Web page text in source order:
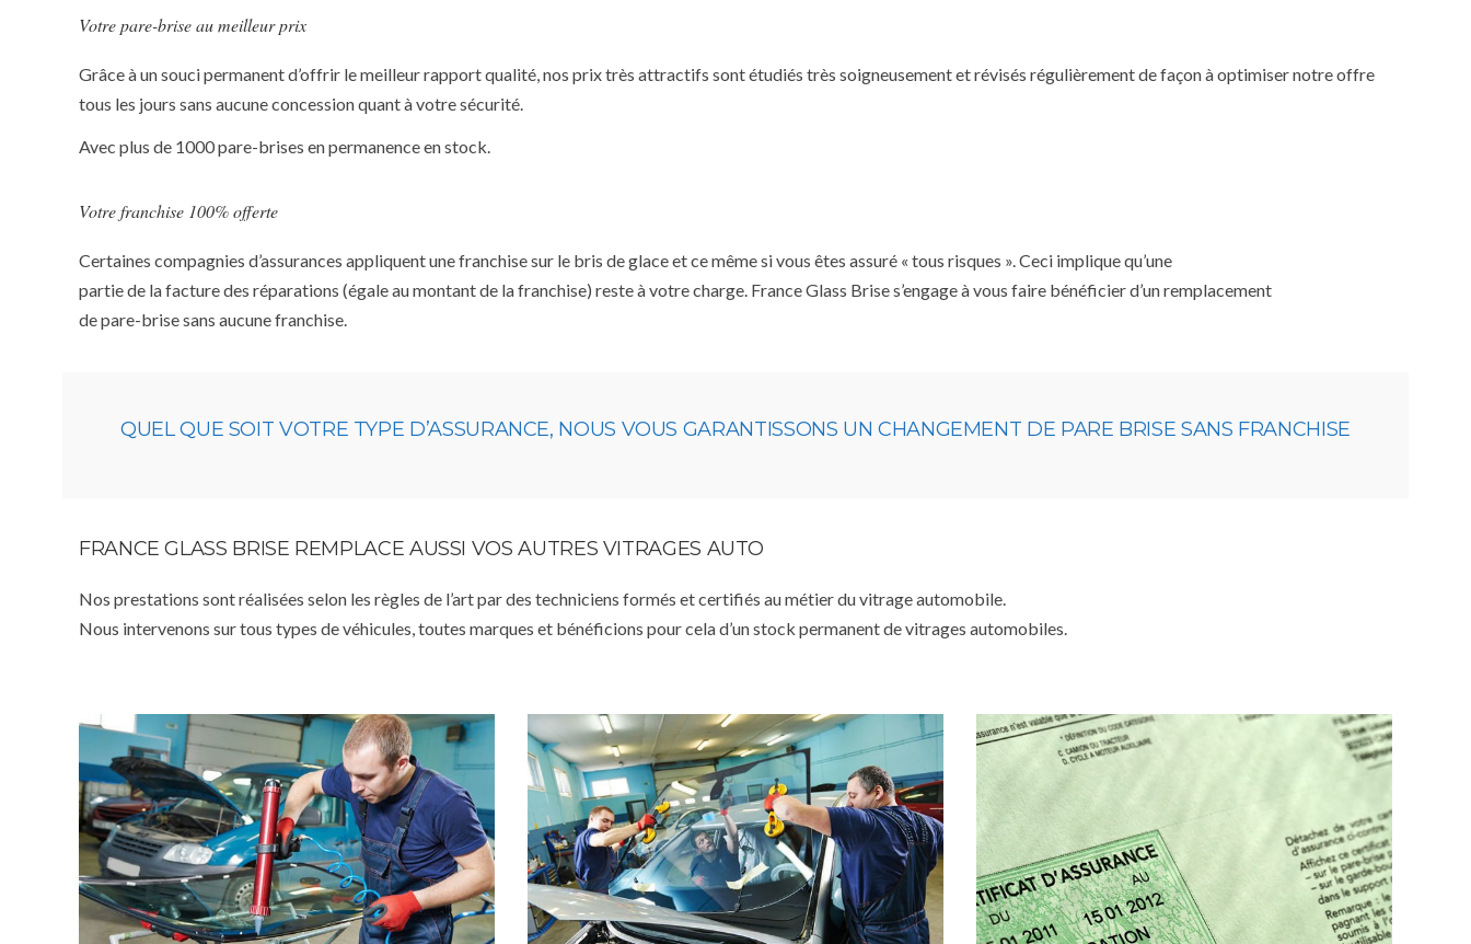
Votre pare-brise au meilleur prix
Grâce à un souci permanent d’offrir le meilleur rapport qualité, nos prix très attractifs sont étudiés très soigneusement et révisés régulièrement de façon à optimiser notre offre
tous les jours sans aucune concession quant à votre sécurité.
Avec plus de 1000 pare-brises en permanence en stock.
Votre franchise 100% offerte
Certaines compagnies d’assurances appliquent une franchise sur le bris de glace et ce même si vous êtes assuré « tous risques ». Ceci implique qu’une
partie de la facture des réparations (égale au montant de la franchise) reste à votre charge. France Glass Brise s’engage à vous faire bénéficier d’un remplacement
de pare-brise sans aucune franchise.
QUEL QUE SOIT VOTRE TYPE D’ASSURANCE, NOUS VOUS GARANTISSONS UN CHANGEMENT DE PARE BRISE SANS FRANCHISE
FRANCE GLASS BRISE REMPLACE AUSSI VOS AUTRES VITRAGES AUTO
Nos prestations sont réalisées selon les règles de l’art par des techniciens formés et certifiés au métier du vitrage automobile.
Nous intervenons sur tous types de véhicules, toutes marques et bénéficions pour cela d’un stock permanent de vitrages automobiles.